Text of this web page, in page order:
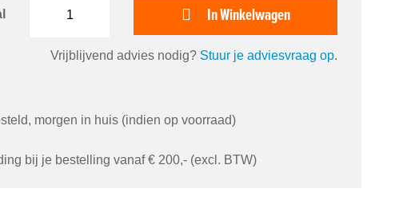
In Winkelwagen
Vrijblijvend advies nodig? Stuur je adviesvraag op.
morgen in huis (indien op voorraad)
bij je bestelling vanaf € 200,- (excl. BTW)